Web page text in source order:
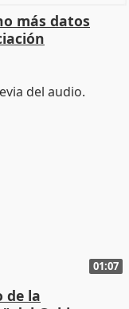
más datos
01:07
de la